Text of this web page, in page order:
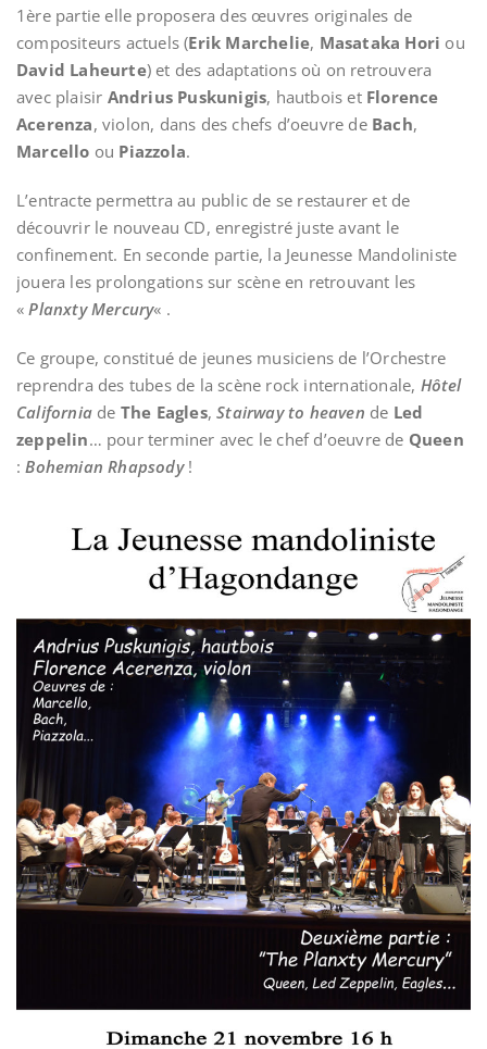
1ère partie elle proposera des œuvres originales de
compositeurs actuels (Erik Marchelie, Masataka Hori ou
David Laheurte) et des adaptations où on retrouvera
avec plaisir Andrius Puskunigis, hautbois et Florence
Acerenza, violon, dans des chefs d’oeuvre de Bach,
Marcello ou Piazzola.
L’entracte permettra au public de se restaurer et de
découvrir le nouveau CD, enregistré juste avant le
confinement. En seconde partie, la Jeunesse Mandoliniste
jouera les prolongations sur scène en retrouvant les
«Planxty Mercury« .
Ce groupe, constitué de jeunes musiciens de l’Orchestre
reprendra des tubes de la scène rock internationale, Hôtel
California de The Eagles,Stairway to heaven de Led
zeppelin… pour terminer avec le chef d’oeuvre de Queen
:Bohemian Rhapsody!